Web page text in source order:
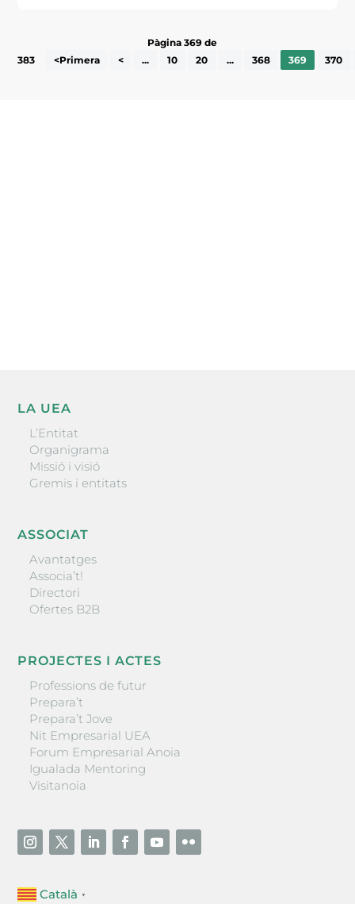
Pàgina 369 de
383
<Primera < ... 10 20 ... 368 369 370
LA UEA
L’Entitat
Organigrama
Missió i visió
Gremis i entitats
ASSOCIAT
Avantatges
Associa’t!
Directori
Ofertes B2B
PROJECTES I ACTES
Professions de futur
Prepara’t
Prepara’t Jove
Nit Empresarial UEA
Forum Empresarial Anoia
Igualada Mentoring
Visitanoia
Català ▼